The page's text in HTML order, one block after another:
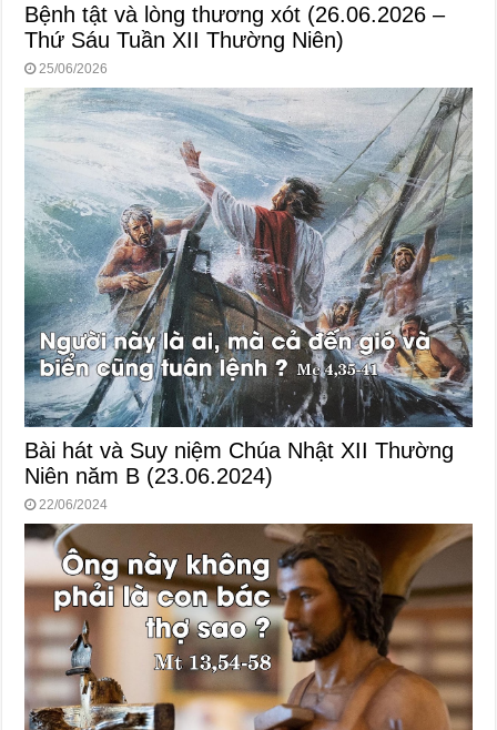
Bệnh tật và lòng thương xót (26.06.2026 –
Thứ Sáu Tuần XII Thường Niên)
25/06/2026
Bài hát và Suy niệm Chúa Nhật XII Thường
Niên năm B (23.06.2024)
22/06/2024